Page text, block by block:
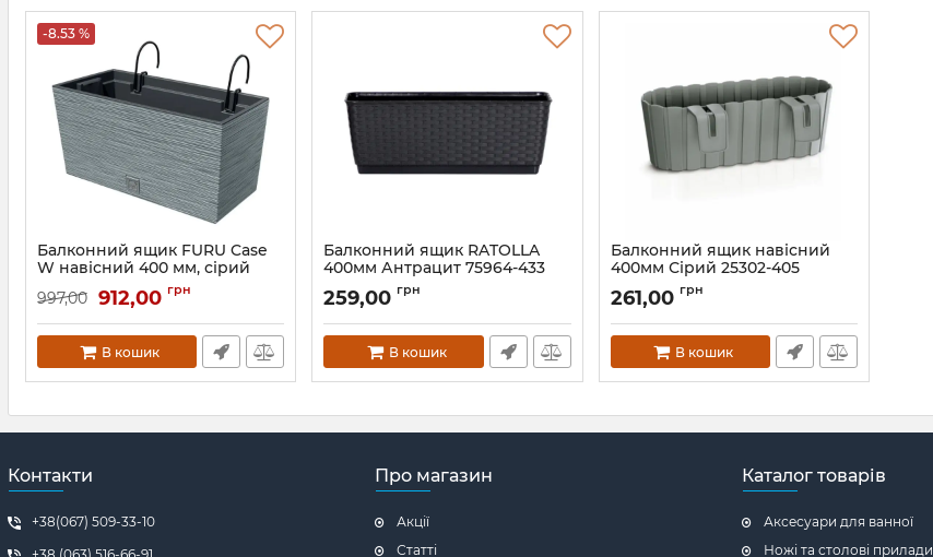
-8.53 %
Балконний ящик FURU Case
W навісний 400 мм, сірий
Артикул: 57949-422
997,00 912,00 грн
В кошик
Балконний ящик RATOLLA
400мм Антрацит 75964-433
Артикул: 75964-433
259,00 грн
В кошик
Балконний ящик навісний
400мм Сірий 25302-405
Артикул: 25302-405
261,00 грн
В кошик
Контакти
+38(067) 509-33-10
Про магазин
Акції
Статті
Каталог товарів
Аксесуари для ванної
Ножі та столові прилади